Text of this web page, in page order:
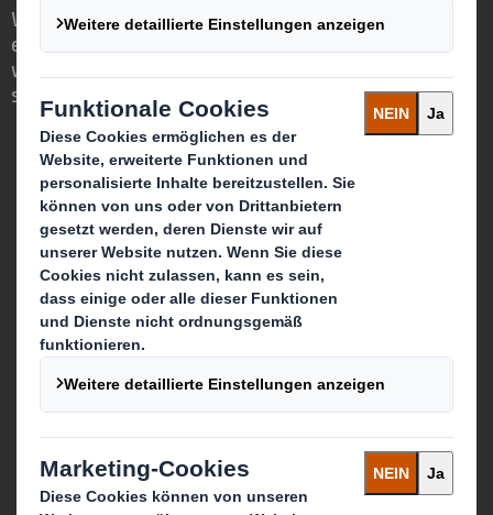
Wir sind anders, weil wir die Chance
erkennen, dass Verpackungen eine
wichtige Rolle in der Welt um uns herum
spielen können.
Wer wir sind
Über DS Smith
Über International Paper
Zusammenschluss von IP + DS Smith
Nachhaltigkeit
Unser Unternehmenszweck
Karriere & Jobs